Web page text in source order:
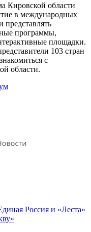
Кировской области
в международных
представлять
программы,
площадки.
103 стран
с
области.